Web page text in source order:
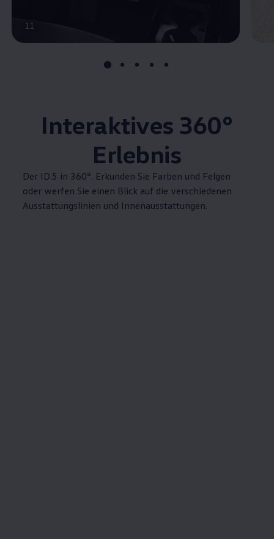
11
Interaktives 360°
Erlebnis
Der ID.5 in 360°. Erkunden Sie Farben und Felgen
oder werfen Sie einen Blick auf die verschiedenen
Ausstattungslinien und Innenausstattungen.